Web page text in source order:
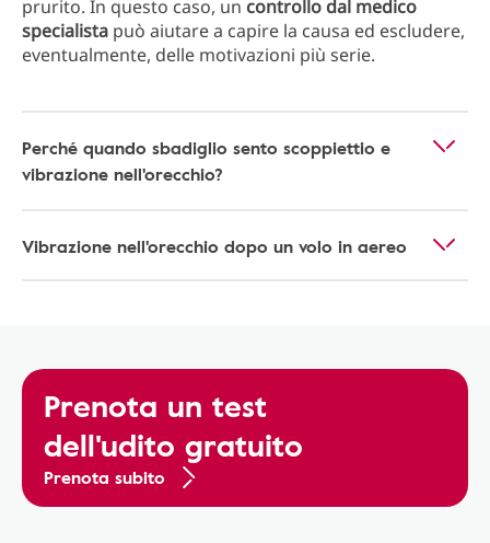
prurito. In questo caso, un controllo dal medico
specialista può aiutare a capire la causa ed escludere,
eventualmente, delle motivazioni più serie.
Perché quando sbadiglio sento scoppiettio e
vibrazione nell'orecchio?
Vibrazione nell'orecchio dopo un volo in aereo
Prenota un test
dell'udito gratuito
Prenota subito